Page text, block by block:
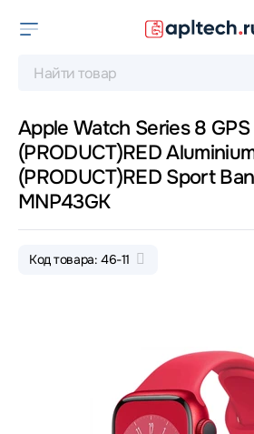
Apple Watch Series 8
(PRODUCT)RED
(PRODUCT)RED Sport
MNP43GK
Код товара: 46-11